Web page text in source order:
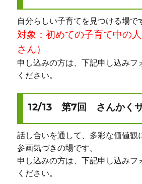
自分らしい子育てを見つける場で
対象：初めての子育て中の
さん）
申し込みの方は、下記申し込みフ
ください。
12/13 第7回 さんかく
話し合いを通して、多彩な価値観
参画気づきの場です。
申し込みの方は、下記申し込みフ
ください。